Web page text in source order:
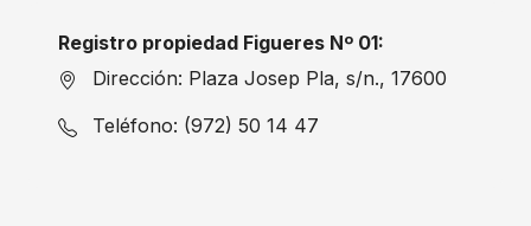
Registro propiedad Figueres Nº 01:
Dirección: Plaza Josep Pla, s/n., 17600
Teléfono: (972) 50 14 47